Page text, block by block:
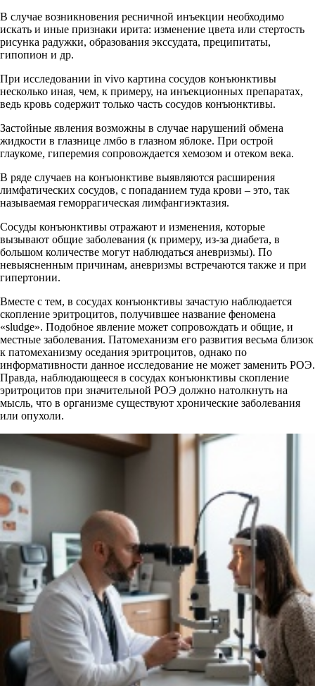
В случае возникновения ресничной инъекции необходимо
искать и иные признаки ирита: изменение цвета или стертость
рисунка радужки, образования экссудата, преципитаты,
гипопион и др.
При исследовании in vivo картина сосудов конъюнктивы
несколько иная, чем, к примеру, на инъекционных препаратах,
ведь кровь содержит только часть сосудов конъюнктивы.
Застойные явления возможны в случае нарушений обмена
жидкости в глазнице лмбо в глазном яблоке. При острой
глаукоме, гиперемия сопровождается хемозом и отеком века.
В ряде случаев на конъюнктиве выявляются расширения
лимфатических сосудов, с попаданием туда крови – это, так
называемая геморрагическая лимфангиэктазия.
Сосуды конъюнктивы отражают и изменения, которые
вызывают общие заболевания (к примеру, из-за диабета, в
большом количестве могут наблюдаться аневризмы). По
невыясненным причинам, аневризмы встречаются также и при
гипертонии.
Вместе с тем, в сосудах конъюнктивы зачастую наблюдается
скопление эритроцитов, получившее название феномена
«sludge». Подобное явление может сопровождать и общие, и
местные заболевания. Патомеханизм его развития весьма близок
к патомеханизму оседания эритроцитов, однако по
информативности данное исследование не может заменить РОЭ.
Правда, наблюдающееся в сосудах конъюнктивы скопление
эритроцитов при значительной РОЭ должно натолкнуть на
мысль, что в организме существуют хронические заболевания
или опухоли.